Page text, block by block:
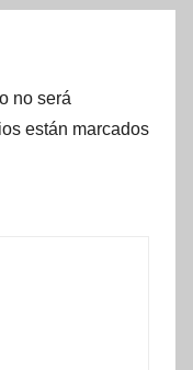
no será
están marcados